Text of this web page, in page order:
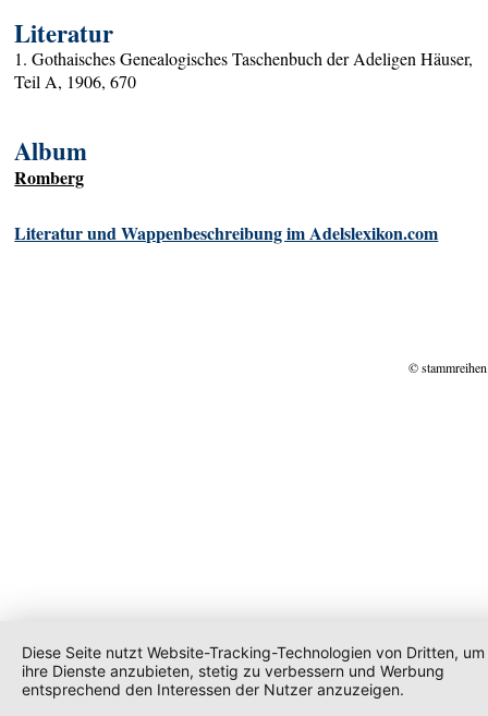
Literatur
1. Gothaisches Genealogisches Taschenbuch der Adeligen Häuser,
Teil A, 1906, 670
Album
Romberg
Literatur und Wappenbeschreibung im Adelslexikon.com
©
Diese Seite nutzt Website-Tracking-Technologien von Dritten, um
ihre Dienste anzubieten, stetig zu verbessern und Werbung
entsprechend den Interessen der Nutzer anzuzeigen.